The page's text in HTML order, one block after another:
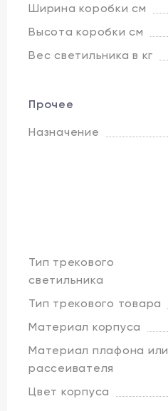
Ширина коробки см
Высота коробки см
Вес светильника в кг
Прочее
Назначение
Тип трекового
светильника
Тип трекового товара
Материал корпуса
Материал плафона или
рассеивателя
Цвет корпуса